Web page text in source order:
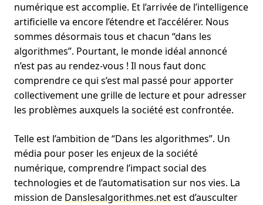
numérique est accomplie. Et l’arrivée de l’intelligence
artificielle va encore l’étendre et l’accélérer. Nous
sommes désormais tous et chacun “dans les
algorithmes”. Pourtant, le monde idéal annoncé
n’est pas au rendez-vous ! Il nous faut donc
comprendre ce qui s’est mal passé pour apporter
collectivement une grille de lecture et pour adresser
les problèmes auxquels la société est confrontée.
Telle est l’ambition de “Dans les algorithmes”. Un
média pour poser les enjeux de la société
numérique, comprendre l’impact social des
technologies et de l’automatisation sur nos vies. La
mission de Danslesalgorithmes.netest d’ausculter